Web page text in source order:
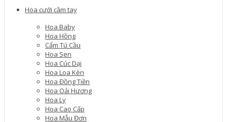
Hoa cưới cầm tay
Hoa Baby
Hoa Hồng
Cẩm Tú Cầu
Hoa Sen
Hoa Cúc Dại
Hoa Loa Kèn
Hoa Đồng Tiền
Hoa Oải Hương
Hoa Ly
Hoa Cao Cấp
Hoa Mẫu Đơn